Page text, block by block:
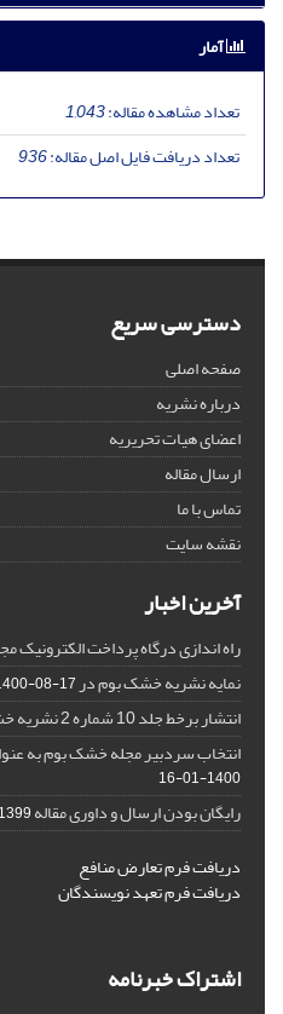
آمار
تعداد مشاهده مقاله:1,043
تعداد دریافت فایل اصل مقاله:936
دسترسی سریع
صفحه اصلی
درباره نشریه
اعضای هیات تحریریه
ارسال مقاله
تماس با ما
نقشه سایت
آخرین اخبار
راه اندازی درگاه پرداخت
نمایه نشریه خشک بوم در Google Scholar08-17
انتشار برخط جلد 10 شماره 2 نشریه خشک بوم
انتخاب سردبیر مجله خشک بوم به
1400-01-16
رایگان بودن ارسال و داوری مقاله1399-11-26
دریافت فرم تعارض منافع
دریافت فرم تعهد نویسندگان
اشتراک خبرنامه